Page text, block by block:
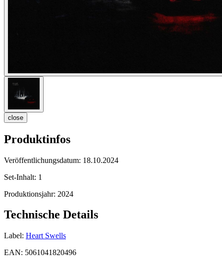
close
Produktinfos
Veröffentlichungsdatum: 18.10.2024
Set-Inhalt: 1
Produktionsjahr: 2024
Technische Details
Label: Heart Swells
EAN: 5061041820496